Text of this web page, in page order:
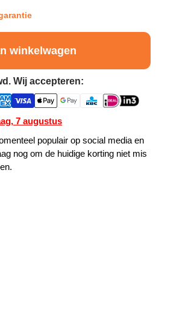
winkelwagen
Wij accepteren:
7 augustus
populair op social media en
nog om de huidige korting niet mis